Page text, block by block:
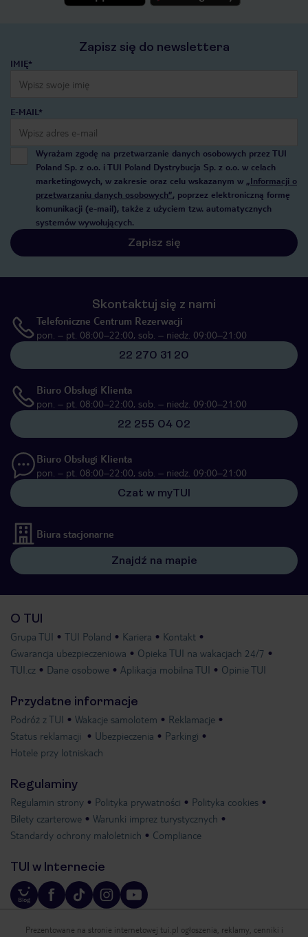
Zapisz się do newslettera
IMIĘ*
E-MAIL*
Wyrażam zgodę na przetwarzanie danych osobowych przez TUI
Poland Sp. z o.o. i TUI Poland Dystrybucja Sp. z o.o. w celach
marketingowych, w zakresie oraz celu wskazanym w „Informacji o
przetwarzaniu danych osobowych”, poprzez elektroniczną formę
komunikacji (e-mail), także z użyciem tzw. automatycznych
systemów wywołujących.
Zapisz się
Skontaktuj się z nami
Telefoniczne Centrum Rezerwacji
pon. – pt. 08:00–22:00, sob. – niedz. 09:00–21:00
22 270 31 20
Biuro Obsługi Klienta
pon. – pt. 08:00–22:00, sob. – niedz. 09:00–21:00
22 255 04 02
Biuro Obsługi Klienta
pon. – pt. 08:00–22:00, sob. – niedz. 09:00–21:00
Czat w myTUI
Biura stacjonarne
Znajdź na mapie
O TUI
Grupa TUI TUI Poland Kariera
Kontakt
Gwarancja ubezpieczeniowa
Opieka TUI na wakacjach 24/7
TUI.cz
Dane osobowe Aplikacja mobilna TUI Opinie TUI
Przydatne informacje
Podróż z TUI Wakacje samolotem
Reklamacje
Status reklamacji
Ubezpieczenia
Parkingi
Hotele przy lotniskach
Regulaminy
Regulamin strony Polityka prywatności
Polityka cookies
Bilety czarterowe
Warunki imprez turystycznych
Standardy ochrony małoletnich
Compliance
TUI w Internecie
Prezentowane na stronie internetowej tui.pl ogłoszenia, reklamy, cenniki i